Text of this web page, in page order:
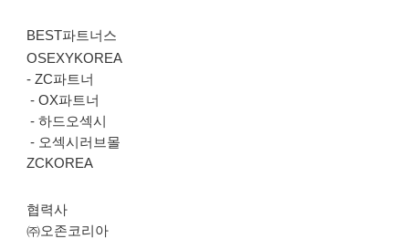
BEST파트너스
OSEXYKOREA
-ZC파트너
-OX파트너
-하드오섹시
- 오섹시러브몰
ZCKOREA
협력사
㈜오존코리아